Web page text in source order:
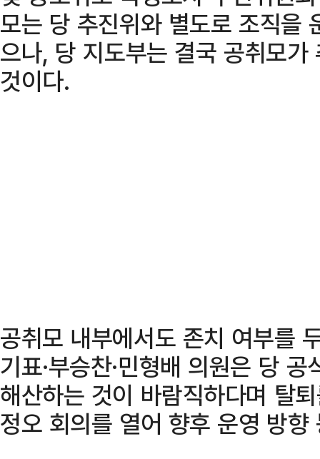
모는 당 추진위와 별도로 조직을
으나, 당 지도부는 결국 공취모
것이다.
공취모 내부에서도 존치 여부를
기표·부승찬·민형배 의원은 당
해산하는 것이 바람직하다며 탈
정오 회의를 열어 향후 운영 방